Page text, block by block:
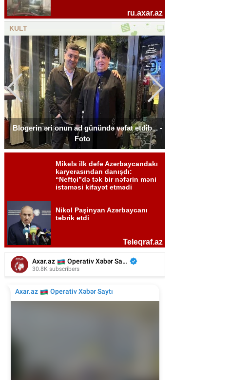
KULT
Blogerin əri onun ad günündə vəfat etdib... -
Foto
Blogerin əri onun ad günündə vəfat etdib... -